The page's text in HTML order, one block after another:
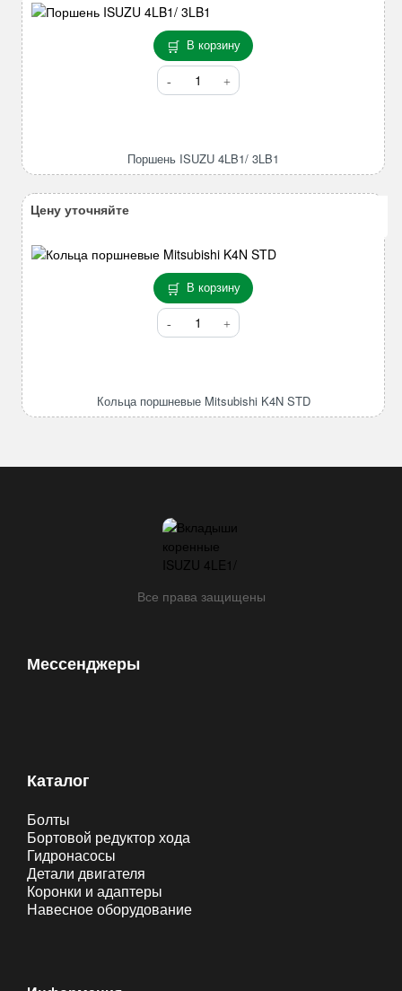
погрузчика)
В корзину
Количество
товара
3LB1
Поршень ISUZU 4LB1/ 3LB1
В корзину
Количество
товара
K4N
Кольца поршневые Mitsubishi K4N STD
Цену уточняйте
Все права защищены
Мессенджеры
Каталог
Болты
Бортовой редуктор хода
Гидронасосы
Детали двигателя
Коронки и адаптеры
Навесное оборудование